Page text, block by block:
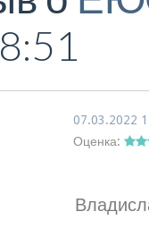
07.03.2022
Оценка: